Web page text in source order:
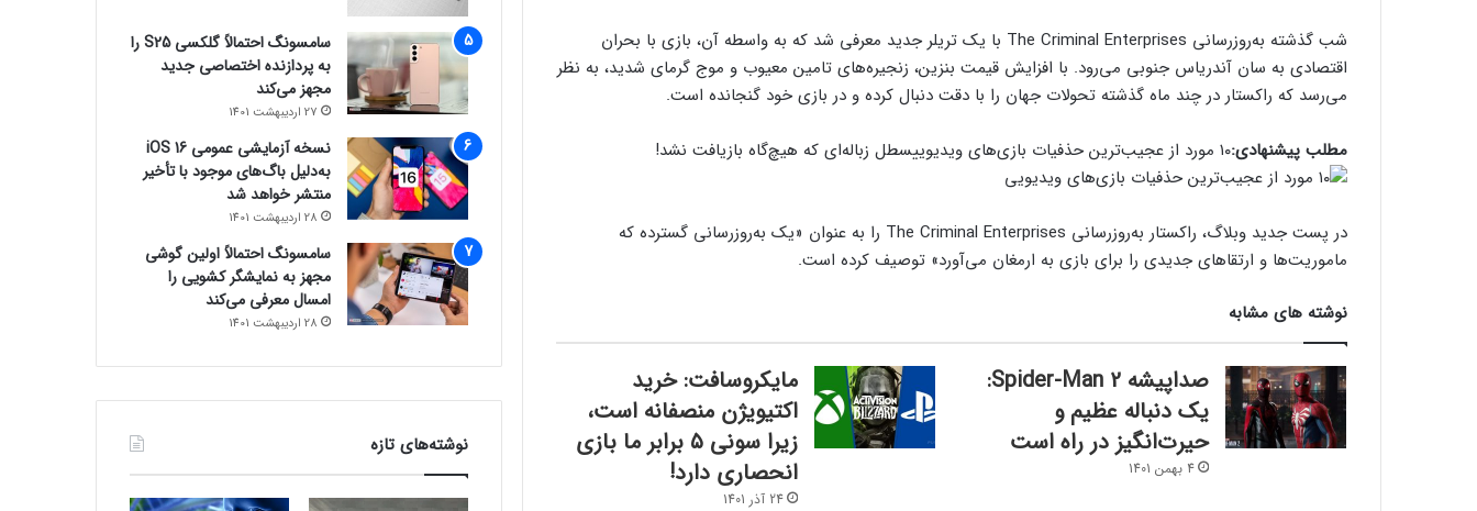
شب گذشته به‌روزرسانی The Criminal Enterprises با یک تریلر جدید معرفی شد که به واسطه آن، بازی با بحران
اقتصادی به سان آندریاس جنوبی می‌رود. با افزایش قیمت بنزین، زنجیره‌های تامین معیوب و موج گرمای شدید، به نظر
می‌رسد که راکستار در چند ماه گذشته تحولات جهان را با دقت دنبال کرده و در بازی خود گنجانده است.
مطلب پیشنهادی:۱۰ مورد از عجیب‌ترین حذفیات بازی‌های ویدیویی سطل زباله‌ای که هیچ‌گاه بازیافت نشد!
در پست جدید وبلاگ، راکستار به‌روزرسانی The Criminal Enterprises را به‌ عنوان «یک به‌روزرسانی گسترده‌ که
ماموریت‌ها و ارتقاهای جدیدی را برای بازی به ارمغان می‌آورد» توصیف کرده است.
نوشته های مشابه
صداپیشه Spider-Man 2:
یک دنباله عظیم و
حیرت‌انگیز در راه است
4 بهمن 1401
مایکروسافت: خرید
اکتیویژن منصفانه است،
زیرا سونی ۵ برابر ما بازی
انحصاری دارد!
24 آذر 1401
سامسونگ احتمالاً گلکسی S25 را
به پردازنده اختصاصی جدید
مجهز می‌کند
27 اردیبهشت 1401
نسخه آزمایشی عمومی iOS 16
به‌دلیل باگ‌های موجود با تأخیر
منتشر خواهد شد
28 اردیبهشت 1401
سامسونگ احتمالاً اولین گوشی
مجهز به نمایشگر کشویی را
امسال معرفی می‌کند
28 اردیبهشت 1401
نوشته‌های تازه